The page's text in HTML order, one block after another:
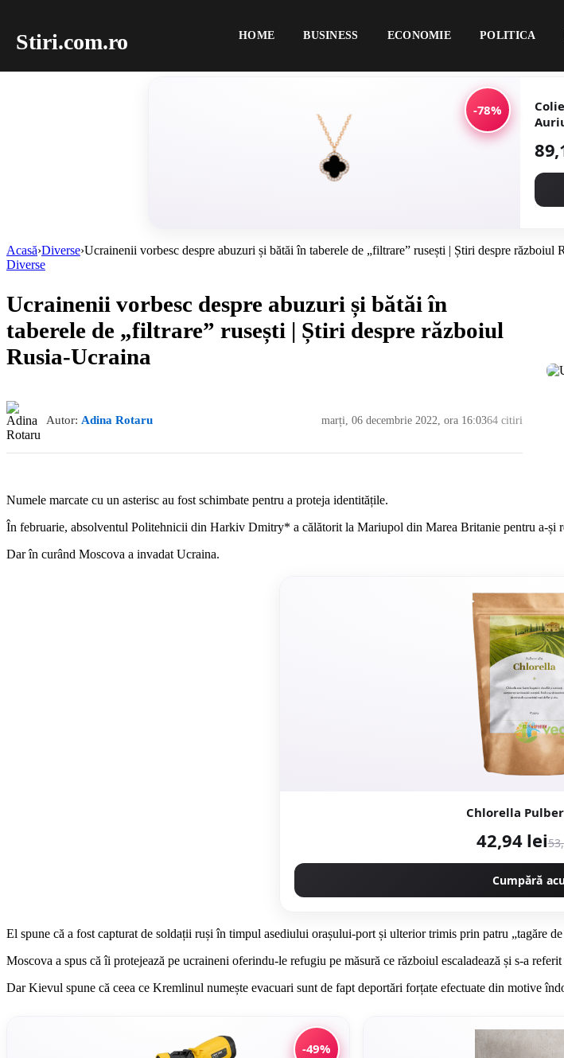
Stiri.com.ro HOME BUSINESS ECONOMIE POLITICA
-78%
Acasă›Diverse›Ucrainenii vorbesc despre abuzuri și bătăi în taberele de „filtrare” rusești | Știri despre războiul
Diverse
Ucrainenii vorbesc despre abuzuri și bătăi în
taberele de „filtrare” rusești | Știri despre războiul
Rusia-Ucraina
Autor: Adina Rotaru marți, 06 decembrie 2022, ora 16:0364 citiri
Numele marcate cu un asterisc au fost schimbate pentru a proteja identitățile.
În februarie, absolventul Politehnicii din Harkiv Dmitry* a călătorit la Mariupol din Marea Britanie pentru a-și
Dar în curând Moscova a invadat Ucraina.
Chlorella
42,94 lei
Cumpără
El spune că a fost capturat de soldații ruși în timpul asediului orașului-port și ulterior trimis prin patru „tagăre
Moscova a spus că îi protejează pe ucraineni oferindu-le refugiu pe măsură ce războiul escaladează și s-a
Dar Kievul spune că ceea ce Kremlinul numește evacuari sunt de fapt deportări forțate efectuate din motive
-49%